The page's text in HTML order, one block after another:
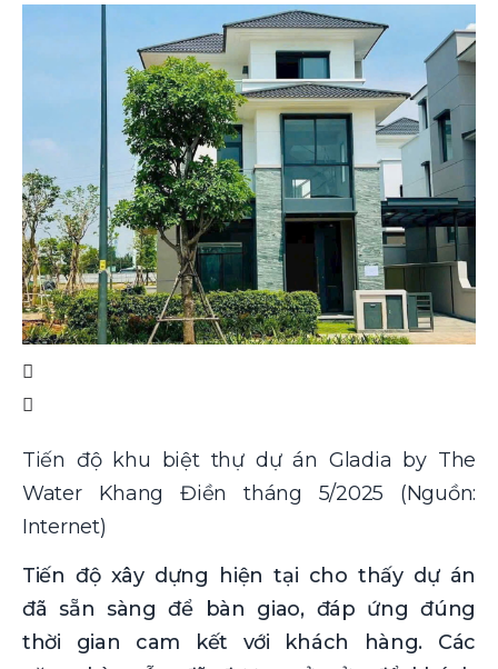
Tiến độ khu biệt thự dự án Gladia by The
Water Khang Điền tháng 5/2025 (Nguồn:
Internet)
Tiến độ xây dựng hiện tại cho thấy dự án
đã sẵn sàng để bàn giao, đáp ứng đúng
thời gian cam kết với khách hàng. Các